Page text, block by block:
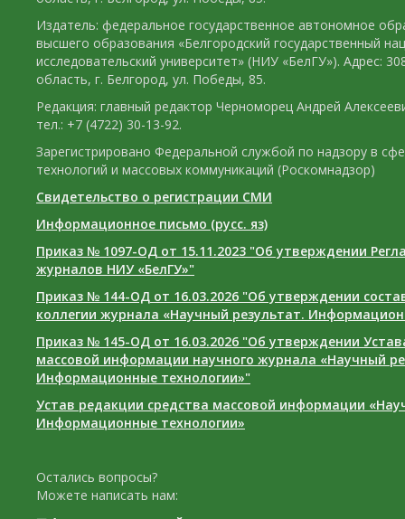
Издатель: федеральное государственное автономное
высшего образования «Белгородский государственный
исследовательский университет» (НИУ «БелГУ»). Адрес:
область, г. Белгород, ул. Победы, 85.
Редакция: главный редактор Черноморец Андрей
тел.: +7 (4722) 30-13-92.
Зарегистрировано Федеральной службой по надзору в
технологий и массовых коммуникаций (Роскомнадзор)
Свидетельство о регистрации СМИ
Информационное письмо (русс. яз)
Приказ № 1097-ОД от 15.11.2023 "Об утверждении
журналов НИУ «БелГУ»"
Приказ № 144-ОД от 16.03.2026 "Об утверждении
коллегии журнала «Научный результат.
Приказ № 145-ОД от 16.03.2026 "Об утверждении
массовой информации научного журнала «Научный
Информационные технологии»"
Устав редакции средства массовой информации
Информационные технологии»
Остались вопросы?
Можете написать нам: